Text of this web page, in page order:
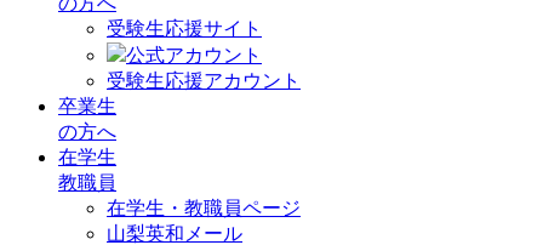
受験生応援サイト
公式アカウント
受験生応援アカウント
卒業生
の方へ
在学生
教職員
在学生・教職員ページ
山梨英和メール